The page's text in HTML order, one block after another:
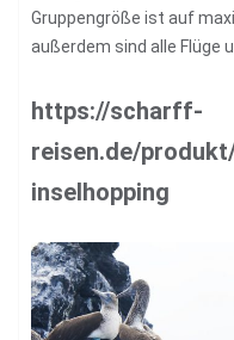
Gruppengröße ist auf
außerdem sind alle Flüge
https://scharff-
reisen.de/
inselhopping